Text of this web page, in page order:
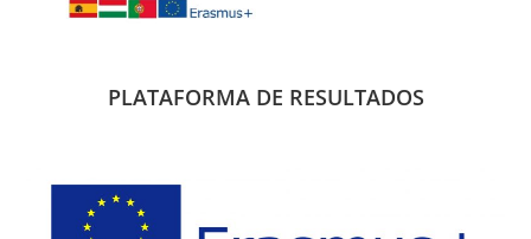
PLATAFORMA DE RESULTADOS